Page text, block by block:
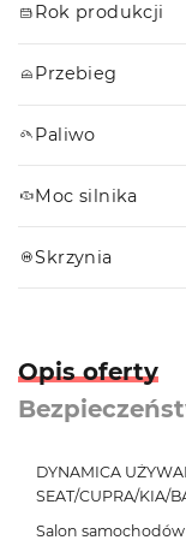
Rok produkcji
Przebieg
Paliwo
Moc silnika
Skrzynia
Opis oferty
DYNAMICA
SEAT/CUPRA/KIA/
Salon